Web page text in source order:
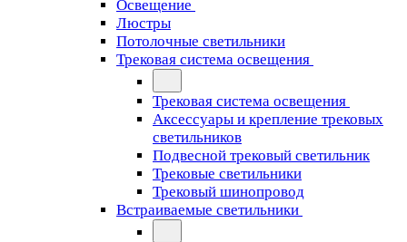
Освещение
Люстры
Потолочные светильники
Трековая система освещения
Трековая система освещения
Аксессуары и крепление трековых
светильников
Подвесной трековый светильник
Трековые светильники
Трековый шинопровод
Встраиваемые светильники